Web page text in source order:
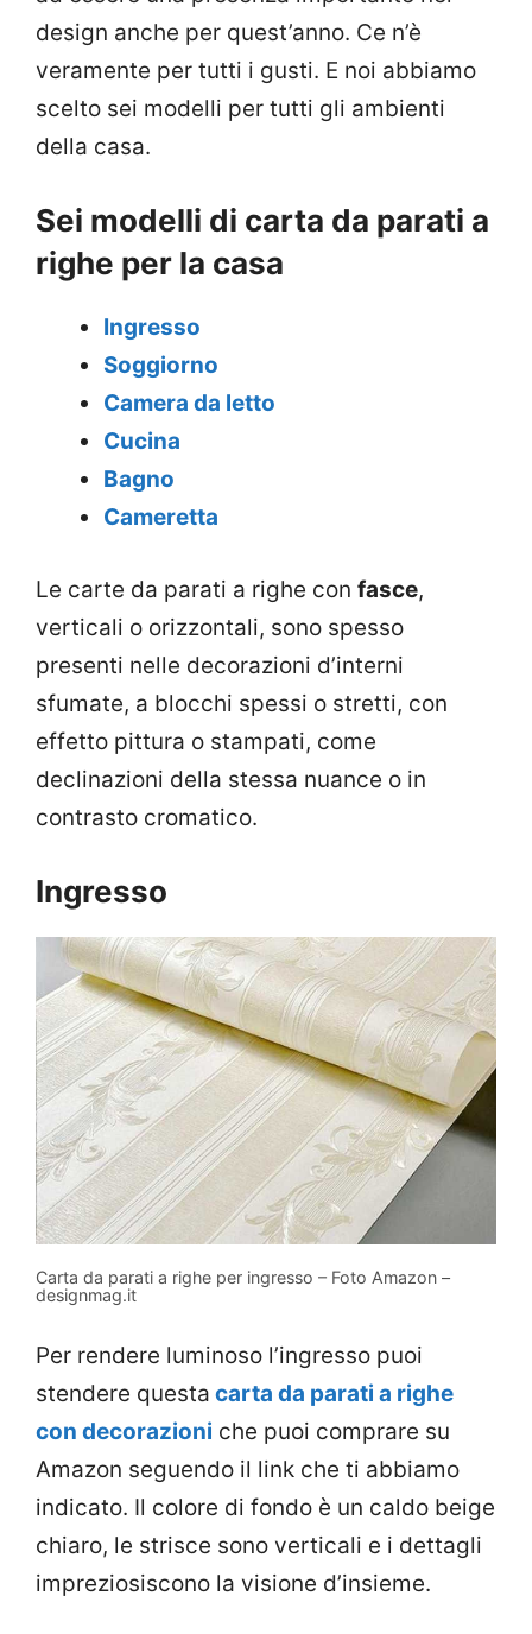
design anche per quest’anno. Ce n’è
veramente per tutti i gusti. E noi abbiamo
scelto sei modelli per tutti gli ambienti
della casa.
Sei modelli di carta da parati a
righe per la casa
Ingresso
Soggiorno
Camera da letto
Cucina
Bagno
Cameretta
Le carte da parati a righe con fasce,
verticali o orizzontali, sono spesso
presenti nelle decorazioni d’interni
sfumate, a blocchi spessi o stretti, con
effetto pittura o stampati, come
declinazioni della stessa nuance o in
contrasto cromatico.
Ingresso
Carta da parati a righe per ingresso – Foto Amazon –
designmag.it
Per rendere luminoso l’ingresso puoi
stendere questa carta da parati a righe
con decorazioni che puoi comprare su
Amazon seguendo il link che ti abbiamo
indicato. Il colore di fondo è un caldo beige
chiaro, le strisce sono verticali e i dettagli
impreziosiscono la visione d’insieme.